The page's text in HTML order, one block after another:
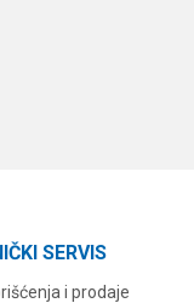
SERVIS
i prodaje